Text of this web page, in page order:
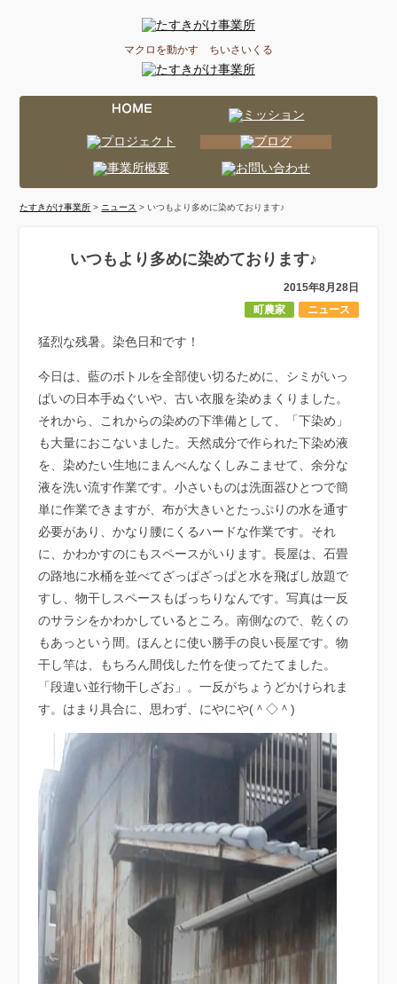
マクロを動かす ちいさいくる
たすきがけ事業所 > ニュース > いつもより多めに染めております♪
いつもより多めに染めております♪
2015年8月28日
ニュース
町農家
猛烈な残暑。染色日和です！
今日は、藍のボトルを全部使い切るために、シミがいっ
ぱいの日本手ぬぐいや、古い衣服を染めまくりました。
それから、これからの染めの下準備として、「下染め」
も大量におこないました。天然成分で作られた下染め液
を、染めたい生地にまんべんなくしみこませて、余分な
液を洗い流す作業です。小さいものは洗面器ひとつで簡
単に作業できますが、布が大きいとたっぷりの水を通す
必要があり、かなり腰にくるハードな作業です。それ
に、かわかすのにもスペースがいります。長屋は、石畳
の路地に水桶を並べてざっぱざっぱと水を飛ばし放題で
すし、物干しスペースもばっちりなんです。写真は一反
のサラシをかわかしているところ。南側なので、乾くの
もあっという間。ほんとに使い勝手の良い長屋です。物
干し竿は、もちろん間伐した竹を使ってたてました。
「段違い並行物干しざお」。一反がちょうどかけられま
す。はまり具合に、思わず、にやにや(＾◇＾)